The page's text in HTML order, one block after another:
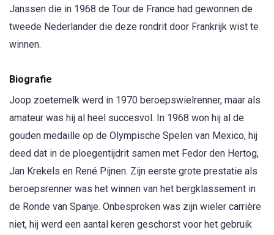
Janssen die in 1968 de Tour de France had gewonnen de
tweede Nederlander die deze rondrit door Frankrijk wist te
winnen.
Biografie
Joop zoetemelk werd in 1970 beroepswielrenner, maar als
amateur was hij al heel succesvol. In 1968 won hij al de
gouden medaille op de Olympische Spelen van Mexico, hij
deed dat in de ploegentijdrit samen met Fedor den Hertog,
Jan Krekels en René Pijnen. Zijn eerste grote prestatie als
beroepsrenner was het winnen van het bergklassement in
de Ronde van Spanje. Onbesproken was zijn wieler carrière
niet, hij werd een aantal keren geschorst voor het gebruik